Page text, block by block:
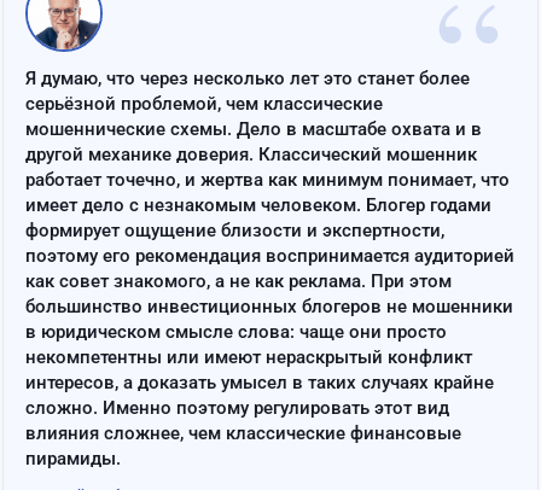
“
Я думаю, что через несколько лет это станет более
серьёзной проблемой, чем классические
мошеннические схемы. Дело в масштабе охвата и в
другой механике доверия. Классический мошенник
работает точечно, и жертва как минимум понимает, что
имеет дело с незнакомым человеком. Блогер годами
формирует ощущение близости и экспертности,
поэтому его рекомендация воспринимается аудиторией
как совет знакомого, а не как реклама. При этом
большинство инвестиционных блогеров не мошенники
в юридическом смысле слова: чаще они просто
некомпетентны или имеют нераскрытый конфликт
интересов, а доказать умысел в таких случаях крайне
сложно. Именно поэтому регулировать этот вид
влияния сложнее, чем классические финансовые
пирамиды.